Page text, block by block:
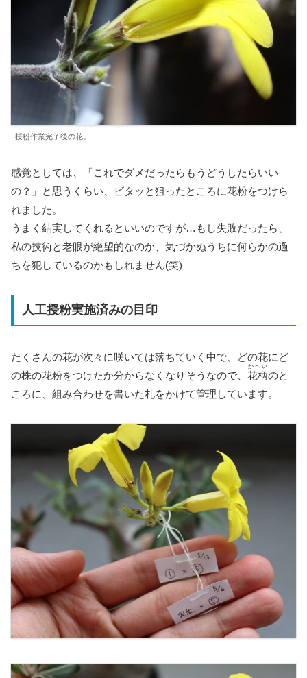
授粉作業完了後の花。
感覚としては、「これでダメだったらもうどうしたらいい
の？」と思うくらい、ビタッと狙ったところに花粉をつけら
れました。
うまく結実してくれるといいのですが…もし失敗だったら、
私の技術と老眼が絶望的なのか、気づかぬうちに何らかの過
ちを犯しているのかもしれません(笑)
人工授粉実施済みの目印
たくさんの花が次々に咲いては落ちていく中で、どの花にど
の株の花粉をつけたか分からなくなりそうなので、 花柄
かへい
のと
ころに、組み合わせを書いた札をかけて管理しています。